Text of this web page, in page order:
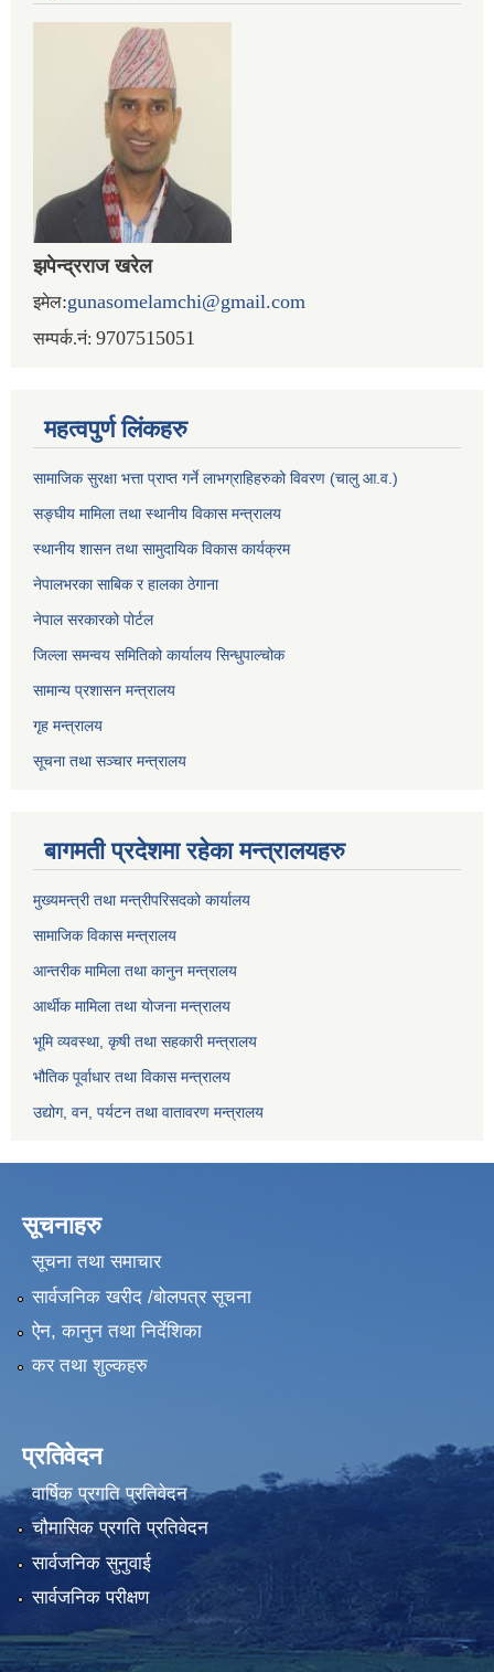
झपेन्द्रराज खरेल
इमेल:gunasomelamchi@gmail.com
सम्पर्क.नं: 9707515051
महत्वपुर्ण लिंकहरु
सामाजिक सुरक्षा भत्ता प्राप्त गर्ने लाभग्राहिहरुको विवरण (चालु आ.व.)
सङ्घीय मामिला तथा स्थानीय विकास मन्त्रालय
स्थानीय शासन तथा सामुदायिक विकास कार्यक्रम
नेपालभरका साबिक र हालका ठेगाना
नेपाल सरकारको पोर्टल
जिल्ला समन्वय समितिको कार्यालय सिन्धुपाल्चोक
सामान्य प्रशासन मन्त्रालय
गृह मन्त्रालय
सूचना तथा सञ्चार मन्त्रालय
बागमती प्रदेशमा रहेका मन्त्रालयहरु
मुख्यमन्त्री तथा मन्त्रीपरिसदको कार्यालय
सामाजिक विकास मन्त्रालय
आन्तरीक मामिला तथा कानुन मन्त्रालय
आर्थीक मामिला तथा योजना मन्त्रालय
भूमि व्यवस्था, कृषी तथा सहकारी मन्त्रालय
भौतिक पूर्वाधार तथा विकास मन्त्रालय
उद्योग, वन, पर्यटन तथा वातावरण मन्त्रालय
सूचनाहरु
सूचना तथा समाचार
सार्वजनिक खरीद /बोलपत्र सूचना
ऐन, कानुन तथा निर्देशिका
कर तथा शुल्कहरु
प्रतिवेदन
वार्षिक प्रगति प्रतिवेदन
चौमासिक प्रगति प्रतिवेदन
सार्वजनिक सुनुवाई
सार्वजनिक परीक्षण